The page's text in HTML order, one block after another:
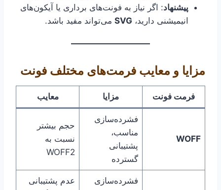
پیشنهاد: اگر نیاز به فونت‌های برداری یا آیکون‌های
انیمیشنی دارید، SVG می‌تواند مفید باشد.
مزایا و معایب فرمت‌های مختلف فونت
فرمت فونت مزایا معایب
WOFF
فشرده‌سازی
مناسب،
پشتیبانی
گسترده
حجم بیشتر
نسبت به
WOFF2
فشرده‌سازی
عدم پشتیبانی